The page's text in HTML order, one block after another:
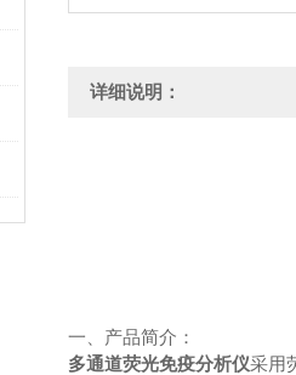
详细说明：
一、产品简介：
多通道荧光免疫分析仪采用